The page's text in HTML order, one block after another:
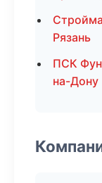
Рязань
ПСК
на-Дону